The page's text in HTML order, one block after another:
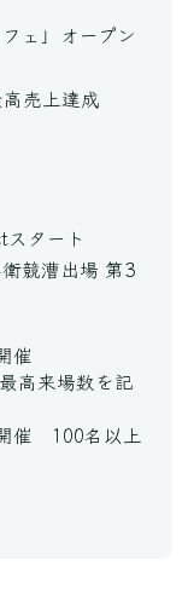
ェ」オープン
売上達成
タート
競漕出場 第3
催
高来場数を記
催 100名以上